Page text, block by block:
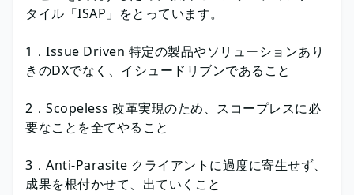
タイル「ISAP」をとっています。
1．Issue Driven 特定の製品やソリューションあり
きのDXでなく、イシュードリブンであること
2．Scopeless 改革実現のため、スコープレスに必
要なことを全てやること
3．Anti-Parasite クライアントに過度に寄生せず、
成果を根付かせて、出ていくこと